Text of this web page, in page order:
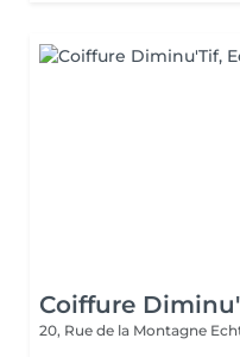
Coiffure
20, Rue de la Montagne